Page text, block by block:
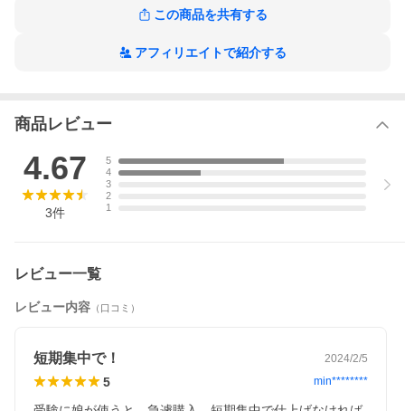
本書の特長［FEATURES］
01 最短であなたを合格に導く！
す。
02 充実した問題演習！
この本では、解き方だけを教えるのではなく、問題演習も付属し
ています。
そのため、この本の問題を全部解くだけでも、小論文の実力が圧
倒的に向上します。
この動画を活用すれば、より深い小論文の理解ができることは間
違いありません。
……………………………………………………………………………
……
――「参考書」×「授業動画」で合格を勝ち取りましょう！
※本データはこの商品が発売された時点の情報です。
この商品を共有する
アフィリエイトで紹介する
商品レビュー
4.67
3件
5
4
3
2
1
レビュー一覧
レビュー内容 （口コミ）
短期集中で！ 2024/2/5
5 min********